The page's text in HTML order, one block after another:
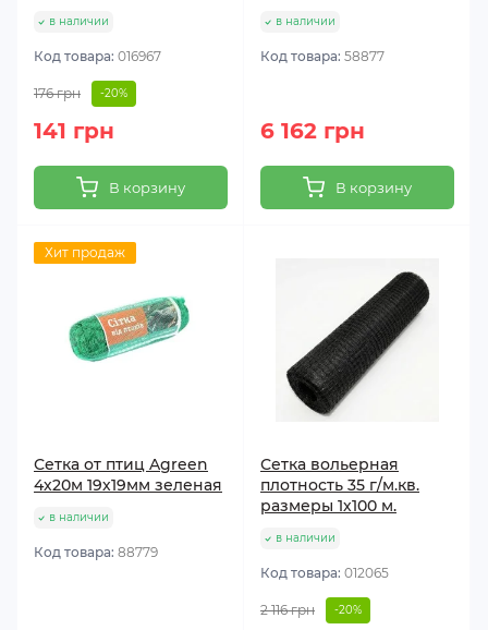
в наличии
Код товара: 016967
176 грн -20%
141 грн
В корзину
в наличии
Код товара: 58877
6 162 грн
В корзину
Хит продаж
Сетка от птиц Agreen
4х20м 19х19мм зеленая
в наличии
Код товара: 88779
Сетка вольерная
плотность 35 г/м.кв.
размеры 1х100 м.
в наличии
Код товара: 012065
2 116 грн -20%